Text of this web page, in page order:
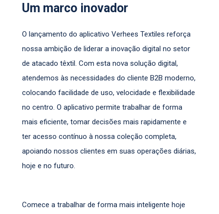
Um marco inovador
O lançamento do aplicativo Verhees Textiles reforça
nossa ambição de liderar a inovação digital no setor
de atacado têxtil. Com esta nova solução digital,
atendemos às necessidades do cliente B2B moderno,
colocando facilidade de uso, velocidade e flexibilidade
no centro. O aplicativo permite trabalhar de forma
mais eficiente, tomar decisões mais rapidamente e
ter acesso contínuo à nossa coleção completa,
apoiando nossos clientes em suas operações diárias,
hoje e no futuro.
Comece a trabalhar de forma mais inteligente hoje